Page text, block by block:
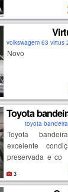
volkswagem 63 virtus
Novo
Toyota
toyota
Toyota
excelente
preservada e
dia. o veículo
completa
3